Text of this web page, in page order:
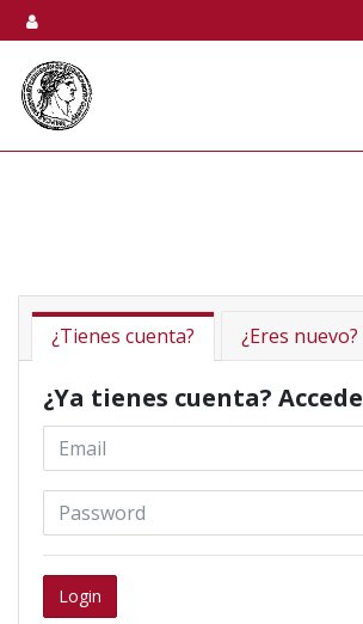
Skip to content
¿Tienes cuenta? ¿Eres nuevo?
¿Ya tienes cuenta? Accede
Email *
Password
Login
TIENDA ONLINE